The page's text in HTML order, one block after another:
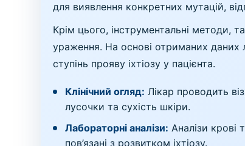
для виявлення конкретних мутацій,
Крім цього, інструментальні методи,
ураження. На основі отриманих даних
ступінь прояву іхтіозу у пацієнта.
Клінічний огляд: Лікар проводить
лусочки та сухість шкіри.
Лабораторні аналізи: Аналізи крові
пов’язані з розвитком іхтіозу.